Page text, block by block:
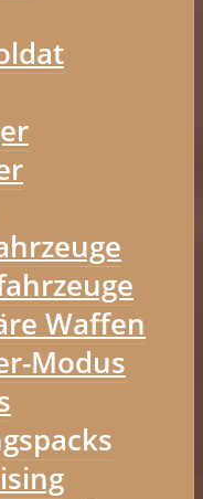
Waffen
Modus